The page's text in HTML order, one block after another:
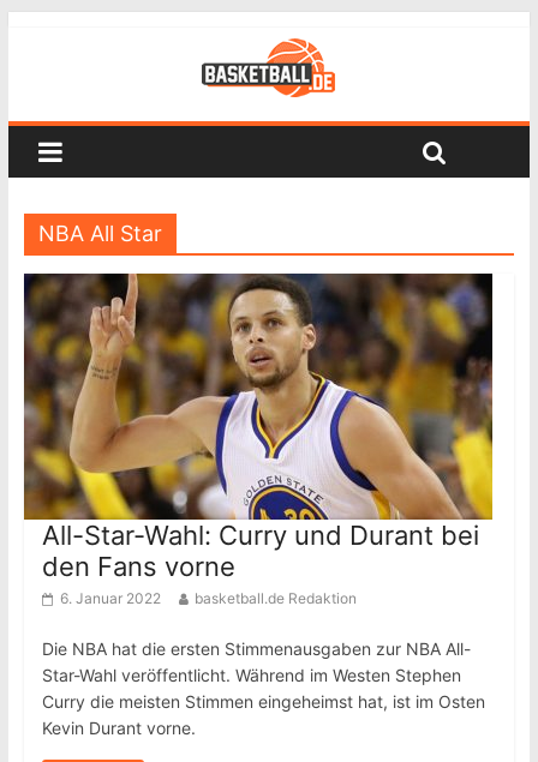
NBA All Star
All-Star-Wahl: Curry und Durant bei
den Fans vorne
6. Januar 2022 basketball.de Redaktion
Die NBA hat die ersten Stimmenausgaben zur NBA All-
Star-Wahl veröffentlicht. Während im Westen Stephen
Curry die meisten Stimmen eingeheimst hat, ist im Osten
Kevin Durant vorne.